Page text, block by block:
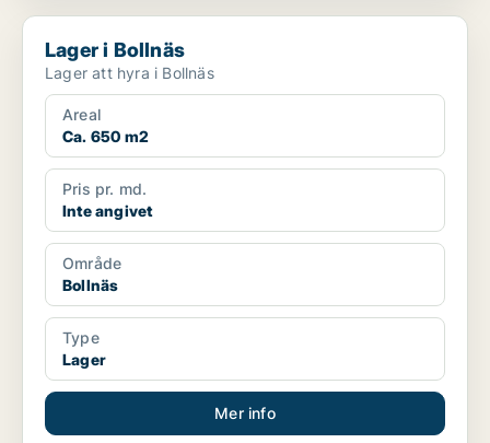
Lager i Bollnäs
Lager i Bollnäs
Lager att hyra i Bollnäs
Areal
Ca. 650 m2
Pris pr. md.
Inte angivet
Område
Bollnäs
Type
Lager
Mer info